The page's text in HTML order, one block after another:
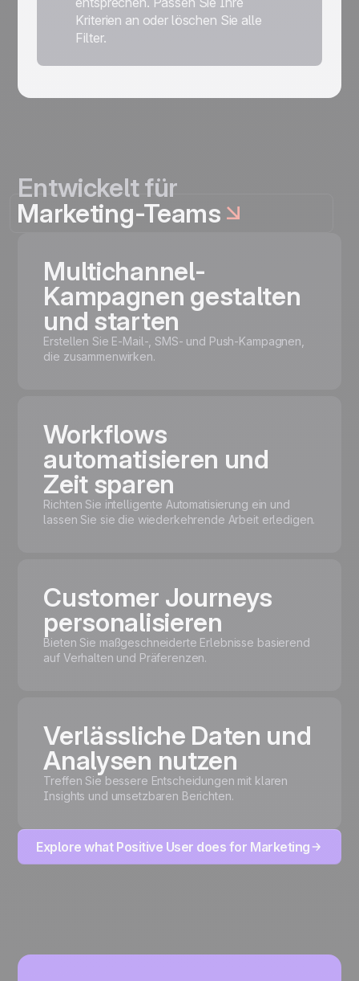
Kriterien an oder löschen Sie alle
Filter.
Entwickelt für
Marketing-Teams
Multichannel-
Kampagnen gestalten
und starten
Erstellen Sie E-Mail-, SMS- und Push-Kampagnen,
die zusammenwirken.
Workflows
automatisieren und
Zeit sparen
Richten Sie intelligente Automatisierung ein und
lassen Sie sie die wiederkehrende Arbeit erledigen.
Customer Journeys
personalisieren
Bieten Sie maßgeschneiderte Erlebnisse basierend
auf Verhalten und Präferenzen.
Verlässliche Daten und
Analysen nutzen
Treffen Sie bessere Entscheidungen mit klaren
Insights und umsetzbaren Berichten.
Explore what Positive User does for Marketing